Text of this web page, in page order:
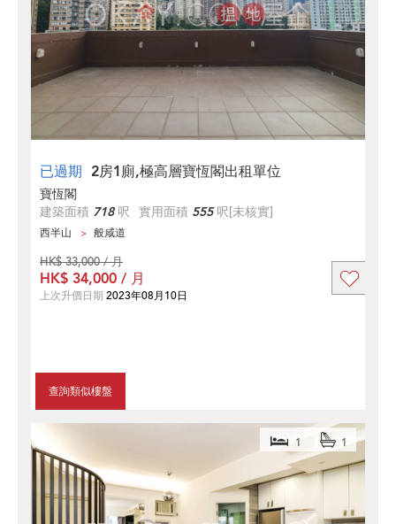
已過期 2房1廁,極高層寶恆閣出租單位
寶恆閣
建築面積 718呎 實用面積 555呎[未核實]
西半山 般咸道
查詢類似樓盤
HK$ 33,000 / 月
HK$ 34,000 / 月
上次升價日期 2023年08月10日
1 1